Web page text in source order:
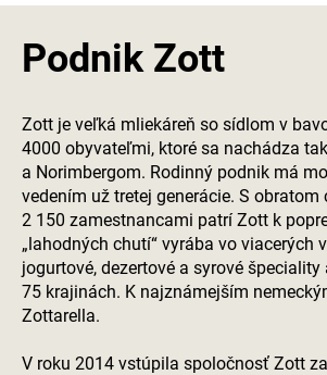
Podnik Zott
Zott je veľká mliekáreň so sídlom v
4000 obyvateľmi, ktoré sa nachádza
a Norimbergom. Rodinný podnik má
vedením už tretej generácie. S
2 150 zamestnancami patrí Zott k
„lahodných chutí“ vyrába vo viacerých
jogurtové, dezertové a syrové
75 krajinách. K najznámejším
Zottarella.
V roku 2014 vstúpila spoločnosť Zott